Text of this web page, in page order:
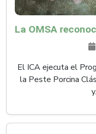
El ICA ejecuta el
la Peste Porcina